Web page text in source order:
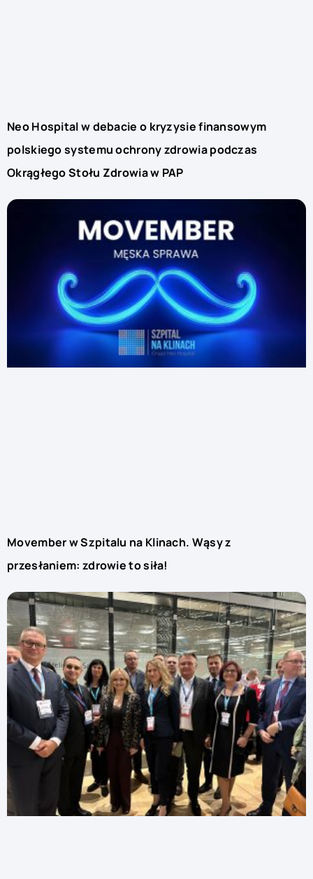
Neo Hospital w debacie o kryzysie finansowym
polskiego systemu ochrony zdrowia podczas
Okrągłego Stołu Zdrowia w PAP
Movember w Szpitalu na Klinach. Wąsy z
przesłaniem: zdrowie to siła!